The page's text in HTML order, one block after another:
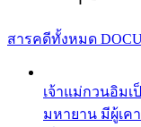
สารคดีทั้งหมด
เจ้าแม่กวนอิม
มหายาน มีผู้เค